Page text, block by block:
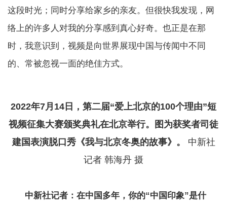
这段时光；同时分享给家乡的亲友。但很快我发现，网
络上的许多人对我的分享感到真心好奇。也正是在那
时，我意识到，视频是向世界展现中国与传闻中不同
的、常被忽视一面的绝佳方式。
2022年7月14日，第二届“爱上北京的100个理由”短
视频征集大赛颁奖典礼在北京举行。图为获奖者司徒
建国表演脱口秀《我与北京冬奥的故事》。
中新社
记者 韩海丹 摄
中新社记者：在中国多年，你的“中国印象”是什